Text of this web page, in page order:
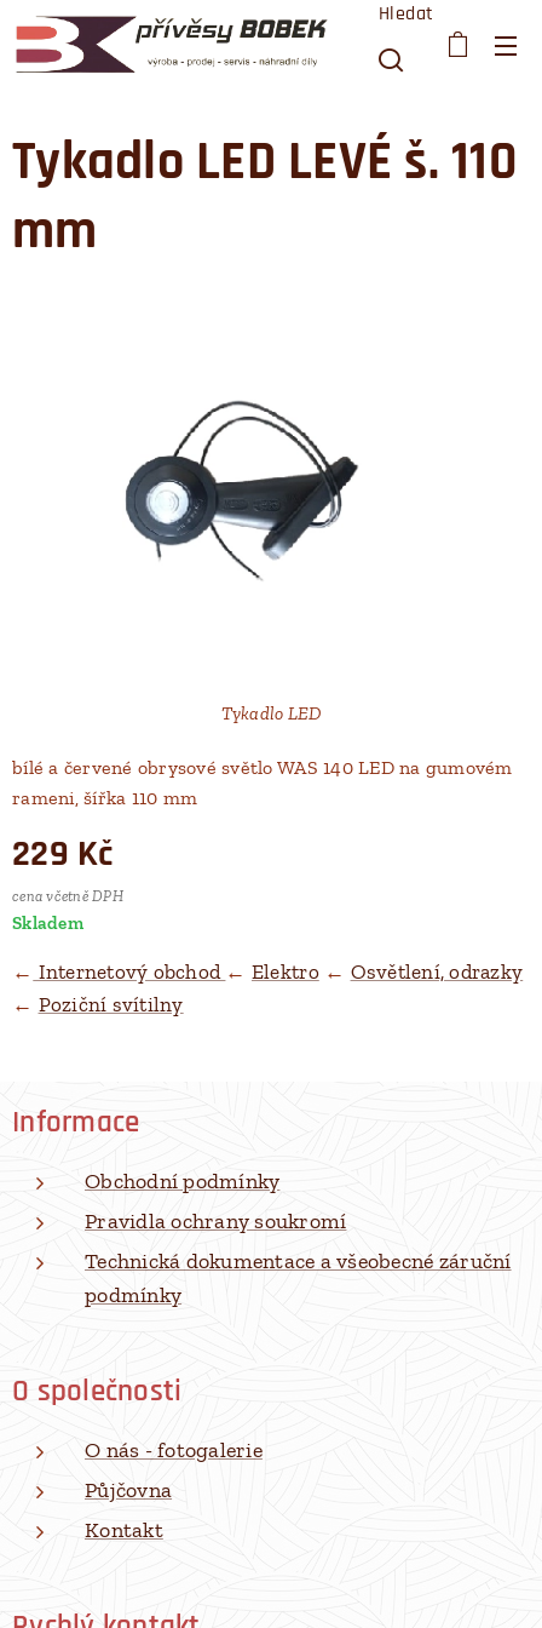
Hledat
Tykadlo LED LEVÉ š. 110
mm
Tykadlo LED
bílé a červené obrysové světlo WAS 140 LED na gumovém
rameni, šířka 110 mm
229 Kč
cena včetně DPH
Skladem
← Internetový obchod ← Elektro← Osvětlení, odrazky
← Poziční svítilny
Informace
Obchodní podmínky
Pravidla ochrany soukromí
Technická dokumentace a všeobecné záruční
podmínky
O společnosti
O nás - fotogalerie
Půjčovna
Kontakt